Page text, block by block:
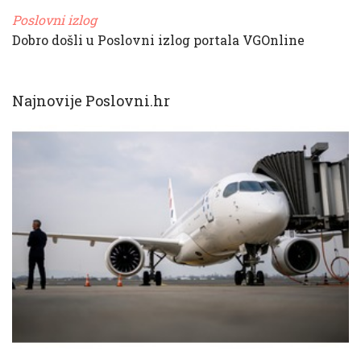
Poslovni izlog
Dobro došli u Poslovni izlog portala VGOnline
Najnovije Poslovni.hr